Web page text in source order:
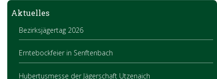
Aktuelles
Bezirksjägertag 2026
Erntebockfeier in Senftenbach
Hubertusmesse der Jägerschaft Utzenaich